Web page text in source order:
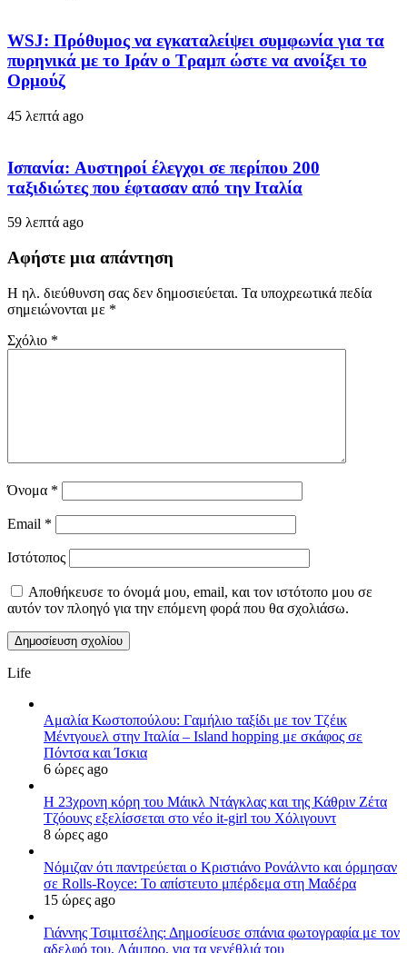
WSJ: Πρόθυμος να εγκαταλείψει συμφωνία για τα
πυρηνικά με το Ιράν ο Τραμπ ώστε να ανοίξει το
Ορμούζ
45 λεπτά ago
Ισπανία: Aυστηροί έλεγχοι σε περίπου 200
ταξιδιώτες που έφτασαν από την Ιταλία
59 λεπτά ago
Αφήστε μια απάντηση
Η ηλ. διεύθυνση σας δεν δημοσιεύεται. Τα υποχρεωτικά πεδία
σημειώνονται με *
Σχόλιο *
Όνομα *
Email *
Ιστότοπος
Αποθήκευσε το όνομά μου, email, και τον ιστότοπο μου σε
αυτόν τον πλοηγό για την επόμενη φορά που θα σχολιάσω.
Life
Αμαλία Κωστοπούλου: Γαμήλιο ταξίδι με τον Τζέικ
Μέντγουελ στην Ιταλία – Island hopping με σκάφος σε
Πόντσα και Ίσκια
6 ώρες ago
Η 23χρονη κόρη τoυ Μάικλ Ντάγκλας και της Κάθριν Ζέτα
Τζόουνς εξελίσσεται στο νέο it-girl του Χόλιγουντ
8 ώρες ago
Νόμιζαν ότι παντρεύεται ο Κριστιάνο Ρονάλντο και όρμησαν
σε Rolls-Royce: Το απίστευτο μπέρδεμα στη Μαδέρα
15 ώρες ago
Γιάννης Τσιμιτσέλης: Δημοσίευσε σπάνια φωτογραφία με τον
αδελφό του, Λάμπρο, για τα γενέθλιά του